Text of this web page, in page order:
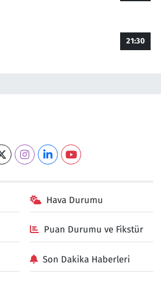
21:30
Hava Durumu
Puan Durumu ve Fikstür
Son Dakika Haberleri